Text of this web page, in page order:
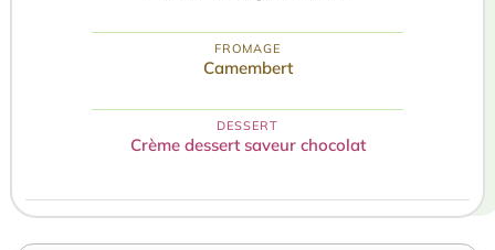
FROMAGE
Camembert
DESSERT
Crème dessert saveur chocolat